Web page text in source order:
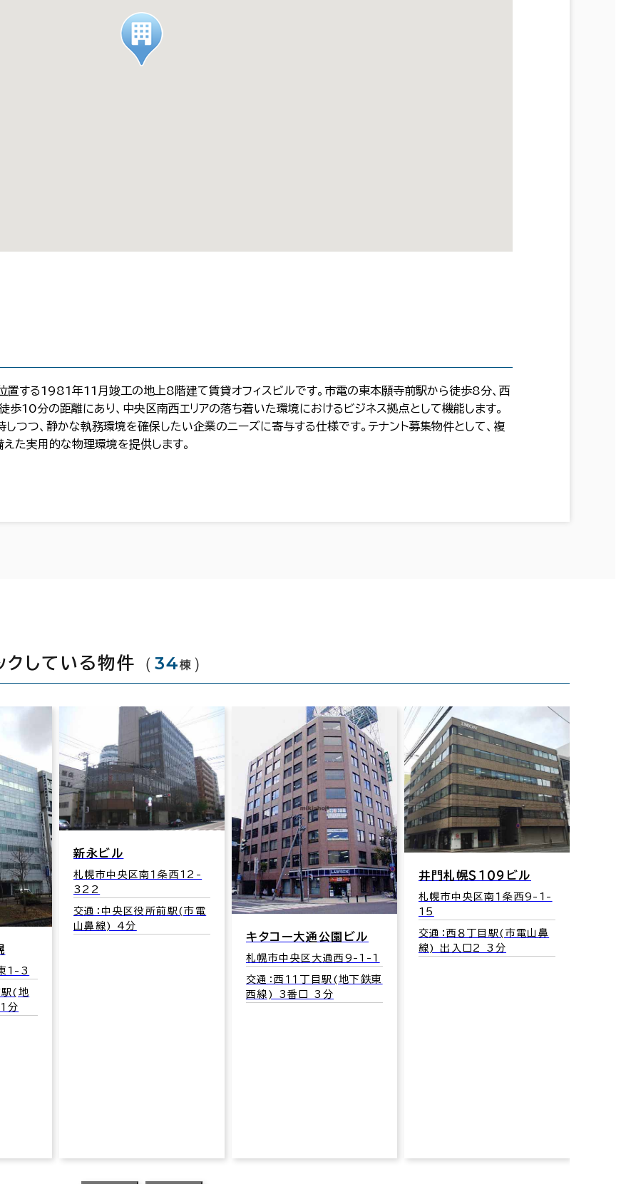
する1981年11月竣工の地上8階建て賃貸オフィスビルです。市電の東本願寺前駅から徒歩8分、西
10分の距離にあり、中央区南西エリアの落ち着いた環境におけるビジネス拠点として機能します。
つつ、静かな執務環境を確保したい企業のニーズに寄与する仕様です。テナント募集物件として、複
た実用的な物理環境を提供します。
クしている物件 （ 34棟 ）
西12-
(市電
キタコー大通公園ビル
井門札幌Ｓ１０９ビル
札幌市中央区南１条西9-1-
15
交通：西８丁目駅(市電山鼻
札幌北辰ビル
札幌市中央区南１条西6-11
交通：大通駅(地下鉄南北
線･地下鉄東西線･地下鉄東